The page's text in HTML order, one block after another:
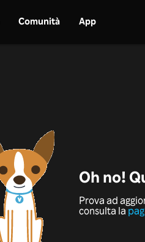
Comunità App
Oh no!
Prova ad
consulta la